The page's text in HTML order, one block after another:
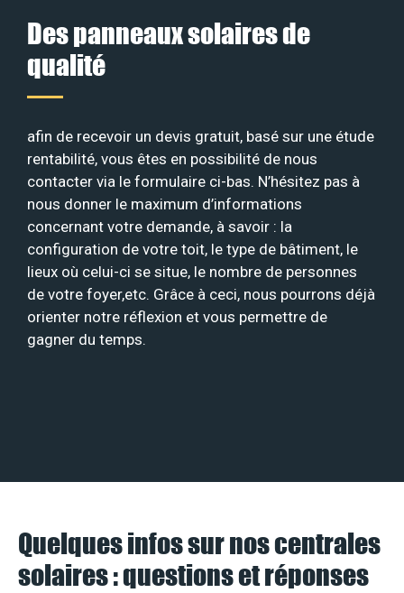
Des panneaux solaires de
qualité
afin de recevoir un devis gratuit, basé sur une étude
rentabilité, vous êtes en possibilité de nous
contacter via le formulaire ci-bas. N’hésitez pas à
nous donner le maximum d’informations
concernant votre demande, à savoir : la
configuration de votre toit, le type de bâtiment, le
lieux où celui-ci se situe, le nombre de personnes
de votre foyer,etc. Grâce à ceci, nous pourrons déjà
orienter notre réflexion et vous permettre de
gagner du temps.
Quelques infos sur nos centrales
solaires : questions et réponses